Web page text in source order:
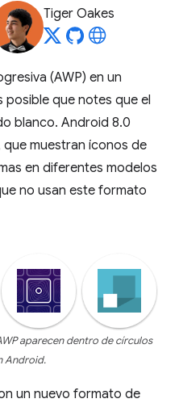
Tiger Oakes
(AWP) en un
que notes que el
blanco. Android 8.0
muestran íconos de
en diferentes modelos
no usan este formato
aparecen dentro de círculos
Android.
un nuevo formato de